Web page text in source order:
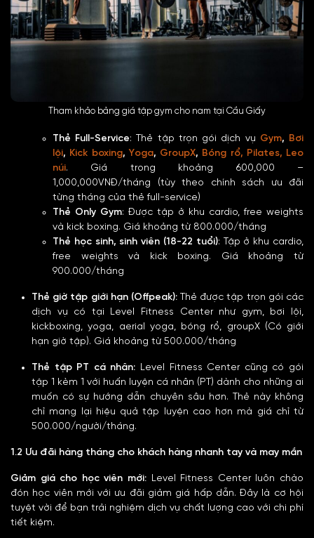
Tham khảo bảng giá tập gym cho nam tại Cầu Giấy
Thẻ Full-Service:Thẻ tập trọn gói dịch vụ Gym, Bơi
lội, Kick boxing,Yoga, GroupX, Bóng rổ, Pilates, Leo
núi. Giá trong khoảng 600,000 –
1,000,000VNĐ/tháng (tùy theo chính sách ưu đãi
từng tháng của thẻ full-service)
Thẻ Only Gym: Được tập ở khu cardio, free weights
và kick boxing. Giá khoảng từ 800.000/tháng
Thẻ học sinh, sinh viên (18-22 tuổi): Tập ở khu cardio,
free weights và kick boxing. Giá khoảng từ
900.000/tháng
Thẻ giờ tập giới hạn (Offpeak):Thẻ được tập trọn gói các
dịch vụ có tại Level Fitness Center như gym, bơi lội,
kickboxing, yoga, aerial yoga, bóng rổ, groupX (Có giới
hạn giờ tập). Giá khoảng từ 500.000/tháng
Thẻ tập PT cá nhân: Level Fitness Center cũng có gói
tập 1 kèm 1 với huấn luyện cá nhân (PT) dành cho những ai
muốn có sự hướng dẫn chuyên sâu hơn. Thẻ này không
chỉ mang lại hiệu quả tập luyện cao hơn mà giá chỉ từ
500.000/người/tháng.
1.2 Ưu đãi hàng tháng cho khách hàng nhanh tay và may mắn
Giảm giá cho học viên mới: Level Fitness Center luôn chào
đón học viên mới với ưu đãi giảm giá hấp dẫn. Đây là cơ hội
tuyệt vời để bạn trải nghiệm dịch vụ chất lượng cao với chi phí
tiết kiệm.